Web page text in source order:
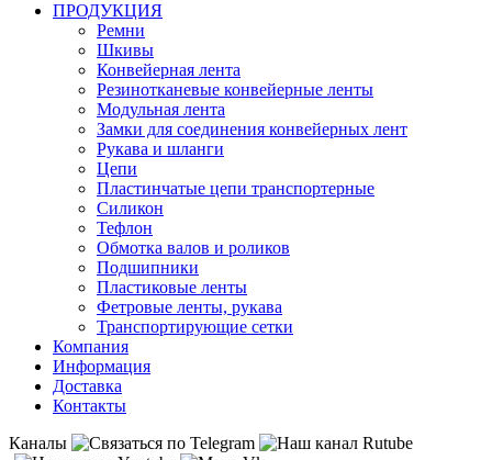
ПРОДУКЦИЯ
Ремни
Шкивы
Конвейерная лента
Резинотканевые конвейерные ленты
Модульная лента
Замки для соединения конвейерных лент
Рукава и шланги
Цепи
Пластинчатые цепи транспортерные
Силикон
Тефлон
Обмотка валов и роликов
Подшипники
Пластиковые ленты
Фетровые ленты, рукава
Транспортирующие сетки
Компания
Информация
Доставка
Контакты
Каналы